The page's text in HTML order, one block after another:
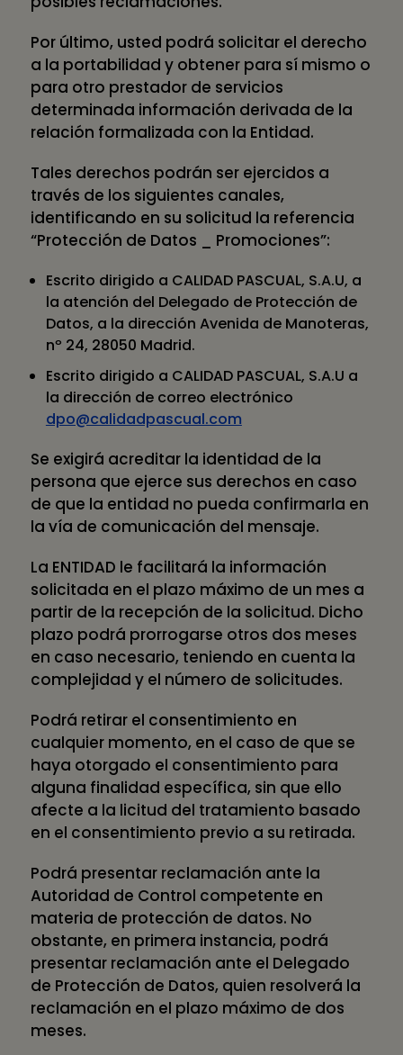
Por último, usted podrá solicitar el derecho
a la portabilidad y obtener para sí mismo o
para otro prestador de servicios
determinada información derivada de la
relación formalizada con la Entidad.
Tales derechos podrán ser ejercidos a
través de los siguientes canales,
identificando en su solicitud la referencia
“Protección de Datos _ Promociones”:
Escrito dirigido a CALIDAD PASCUAL, S.A.U, a
la atención del Delegado de Protección de
Datos, a la dirección Avenida de Manoteras,
nº 24, 28050 Madrid.
Escrito dirigido a CALIDAD PASCUAL, S.A.U a
la dirección de correo electrónico
dpo@calidadpascual.com
Se exigirá acreditar la identidad de la
persona que ejerce sus derechos en caso
de que la entidad no pueda confirmarla en
la vía de comunicación del mensaje.
La ENTIDAD le facilitará la información
solicitada en el plazo máximo de un mes a
partir de la recepción de la solicitud. Dicho
plazo podrá prorrogarse otros dos meses
en caso necesario, teniendo en cuenta la
complejidad y el número de solicitudes.
Podrá retirar el consentimiento en
cualquier momento, en el caso de que se
haya otorgado el consentimiento para
alguna finalidad específica, sin que ello
afecte a la licitud del tratamiento basado
en el consentimiento previo a su retirada.
Podrá presentar reclamación ante la
Autoridad de Control competente en
materia de protección de datos. No
obstante, en primera instancia, podrá
presentar reclamación ante el Delegado
de Protección de Datos, quien resolverá la
reclamación en el plazo máximo de dos
meses.